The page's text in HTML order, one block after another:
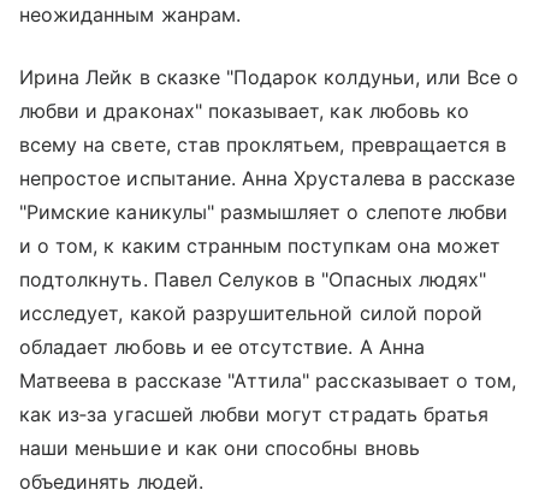
неожиданным жанрам.
Ирина Лейк в сказке "Подарок колдуньи, или Все о
любви и драконах" показывает, как любовь ко
всему на свете, став проклятьем, превращается в
непростое испытание. Анна Хрусталева в рассказе
"Римские каникулы" размышляет о слепоте любви
и о том, к каким странным поступкам она может
подтолкнуть. Павел Селуков в "Опасных людях"
исследует, какой разрушительной силой порой
обладает любовь и ее отсутствие. А Анна
Матвеева в рассказе "Аттила" рассказывает о том,
как из‑за угасшей любви могут страдать братья
наши меньшие и как они способны вновь
объединять людей.